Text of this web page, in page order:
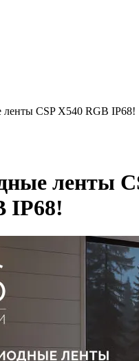
CSP X540 RGB IP68!
ленты
IP68!